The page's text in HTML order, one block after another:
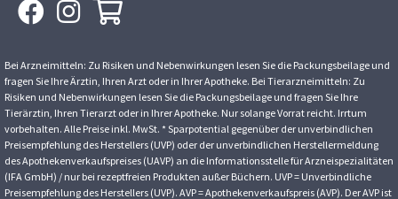
Bei Arzneimitteln: Zu Risiken und Nebenwirkungen lesen Sie die Packungsbeilage und
fragen Sie Ihre Ärztin, Ihren Arzt oder in Ihrer Apotheke. Bei Tierarzneimitteln: Zu
Risiken und Nebenwirkungen lesen Sie die Packungsbeilage und fragen Sie Ihre
Tierärztin, Ihren Tierarzt oder in Ihrer Apotheke. Nur solange Vorrat reicht. Irrtum
vorbehalten. Alle Preise inkl. MwSt. * Sparpotential gegenüber der unverbindlichen
Preisempfehlung des Herstellers (UVP) oder der unverbindlichen Herstellermeldung
des Apothekenverkaufspreises (UAVP) an die Informationsstelle für Arzneispezialitäten
(IFA GmbH) / nur bei rezeptfreien Produkten außer Büchern. UVP = Unverbindliche
Preisempfehlung des Herstellers (UVP). AVP = Apothekenverkaufspreis (AVP). Der AVP ist